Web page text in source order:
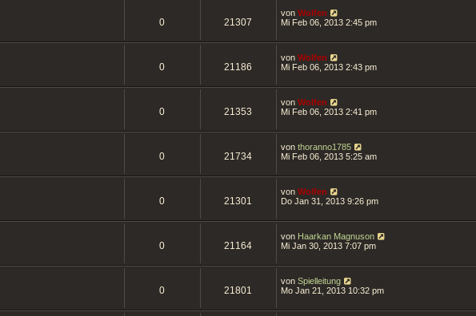
0 21307
von Wolfen
Mi Feb 06, 2013 2:45 pm
0 21186
von Wolfen
Mi Feb 06, 2013 2:43 pm
0 21353
von Wolfen
Mi Feb 06, 2013 2:41 pm
0 21734
von thoranno1785
Mi Feb 06, 2013 5:25 am
0 21301
von Wolfen
Do Jan 31, 2013 9:26 pm
0 21164
von Haarkan Magnuson
Mi Jan 30, 2013 7:07 pm
0 21801
von Spielleitung
Mo Jan 21, 2013 10:32 pm